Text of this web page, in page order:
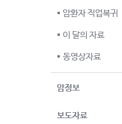
암환자 직업복귀
이 달의 자료
동영상자료
암정보
보도자료